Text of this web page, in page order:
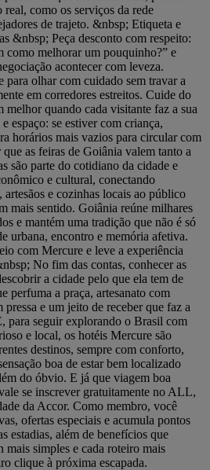
real, como os serviços da rede
de trajeto. &nbsp; Etiqueta e
&nbsp; Peça desconto com respeito:
como melhorar um pouquinho?” e
acontecer com leveza.
para olhar com cuidado sem travar a
em corredores estreitos. Cuide do
quando cada visitante faz a sua
espaço: se estiver com criança,
horários mais vazios para circular com
as feiras de Goiânia valem tanto a
são parte do cotidiano da cidade e
e cultural, conectando
artesãos e cozinhas locais ao público
mais sentido. Goiânia reúne milhares
e mantém uma tradição que não é só
urbana, encontro e memória afetiva.
com Mercure e leve a experiência
No fim das contas, conhecer as
a cidade pelo que ela tem de
perfuma a praça, artesanato com
pressa e um jeito de receber que faz a
para seguir explorando o Brasil com
e local, os hotéis Mercure são
destinos, sempre com conforto,
boa de estar bem localizado
do óbvio. E já que viagem boa
se inscrever gratuitamente no ALL,
da Accor. Como membro, você
ofertas especiais e acumula pontos
estadias, além de benefícios que
mais simples e cada roteiro mais
clique à próxima escapada.